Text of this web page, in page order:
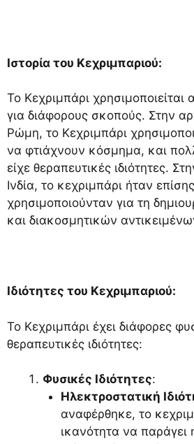
Ιστορία του Κεχριμπαριού:
Το Κεχριμπάρι χρησιμοποιείται
για διάφορους σκοπούς. Στην
Ρώμη, το Κεχριμπάρι
να φτιάχνουν κόσμημα, και
είχε θεραπευτικές ιδιότητες.
Ινδία, το κεχριμπάρι ήταν
χρησιμοποιούνταν για τη
και διακοσμητικών
Ιδιότητες του Κεχριμπαριού:
Το Κεχριμπάρι έχει διάφορες
θεραπευτικές ιδιότητες:
Φυσικές Ιδιότητες:
Ηλεκτροστατική
αναφέρθηκε, το
ικανότητα να παράγει